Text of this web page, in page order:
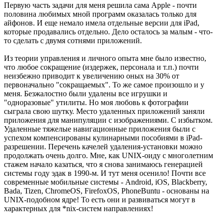
Первую часть задачи для меня решила сама Apple - почти
половина любимых мной программ оказалась только для
айфонов. И еще немало имела отдельные версии для iPad,
которые продавались отдельно. Дело осталось за малым - что-
то сделать с двумя сотнями приложений.
Из теории управления и личного опыта мне было известно,
что любое сокращение (издержек, персонала и т.п.) почти
неизбежно приводит к увеличению оных на 30% от
первоначально "сокращаемых". То же самое произошло и у
меня. Безжалостно были удалены все игрушки и
"одноразовые" утилиты. Но моя любовь к фотографии
сыграла свою шутку. Место удаленных приложений заняли
приложения для манипуляции с изображениями. С избытком.
Удаленные тяжелые навигационные приложения были с
успехом компенсированы кулинарными пособиями в iPad-
разрешении. Перечень качелей удаления-установки можно
продолжать очень долго. Мне, как UNIX-оиду с многолетним
стажем начало казаться, что я снова занимаюсь генерацией
системы году эдак в 1990-м. И тут меня осенило! Почти все
современные мобильные системы - Android, iOS, Blackberry,
Bada, Tizen, ChromeOS, FirefoxOS, PhoneBuntu - основаны на
UNIX-подобном ядре! То есть они и развиваться могут в
характерных для *nix-систем направлениях!